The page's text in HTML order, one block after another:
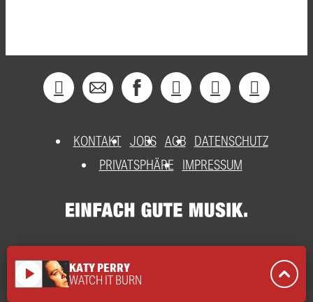
KONTAKT JOBS AGB DATENSCHUTZ
PRIVATSPHÄRE
IMPRESSUM
play_arrow KATY PERRY
WATCH IT BURN